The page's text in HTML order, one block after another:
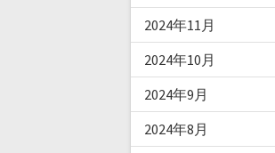
2024年11月
2024年10月
2024年9月
2024年8月